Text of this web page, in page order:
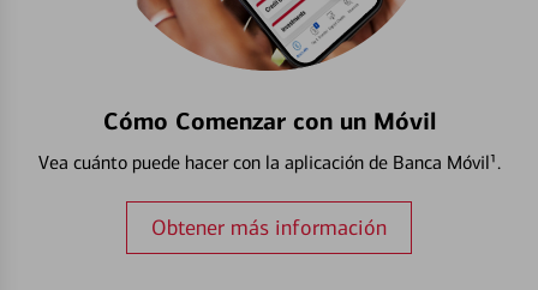
Cómo Comenzar con un Móvil
Vea cuánto puede hacer con la aplicación de Banca Móvil¹.
Obtener más información